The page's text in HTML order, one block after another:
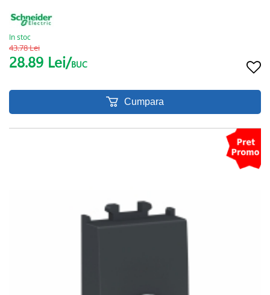
In stoc
43.78 Lei
28.89 Lei/BUC
Cumpara